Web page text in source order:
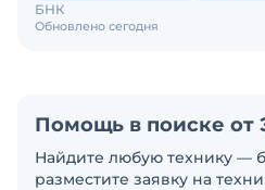
Обновлено сегодня
БНК
Помощь в поиске от
Найдите любую технику —
разместите заявку на